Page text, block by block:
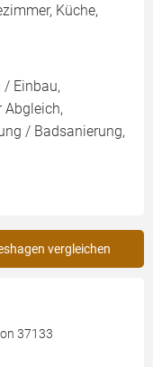
Küche,
/ Einbau,
Abgleich,
/ Badsanierung,
vergleichen
37133